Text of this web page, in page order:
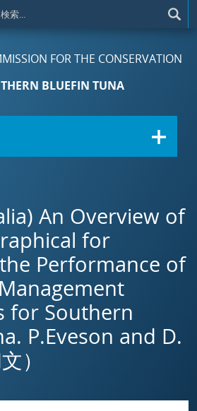
FOR THE CONSERVATION
BLUEFIN TUNA
An Overview of
for
Performance of
for Southern
P.Eveson and D.
）